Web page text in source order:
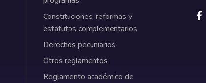
Constituciones, reformas y
estatutos complementarios
Derechos pecuniarios
Otros reglamentos
Reglamento académico de